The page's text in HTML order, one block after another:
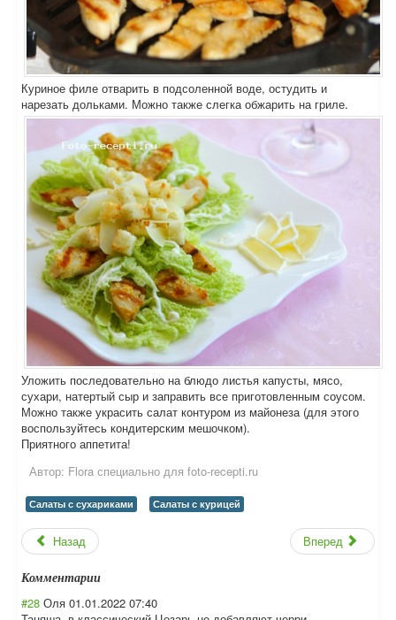
Куриное филе отварить в подсоленной воде, остудить и
нарезать дольками. Можно также слегка обжарить на гриле.
Уложить последовательно на блюдо листья капусты, мясо,
сухари, натертый сыр и заправить все приготовленным соусом.
Можно также украсить салат контуром из майонеза (для этого
воспользуйтесь кондитерским мешочком).
Приятного аппетита!
Автор: Flora специально для foto-recepti.ru
Салаты с сухариками Салаты с курицей
Назад Вперед
Комментарии
#28 Оля 01.01.2022 07:40